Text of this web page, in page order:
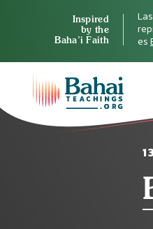
Inspired
by the
Baha’i Faith
es